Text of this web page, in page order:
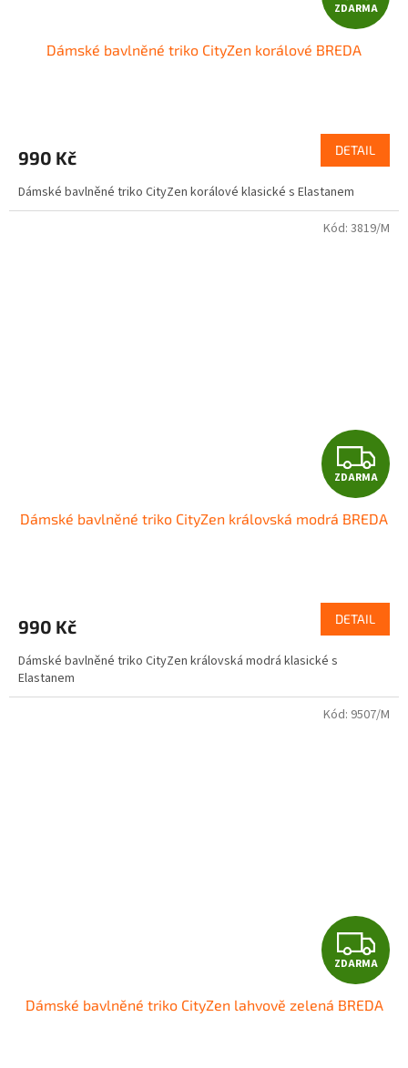
D
M
A
ZDARMA
Dámské bavlněné triko CityZen korálové BREDA
990 Kč DETAIL
Dámské bavlněné triko CityZen korálové klasické s Elastanem
Z
D
A
M
A
ZDARMA
Dámské bavlněné triko CityZen královská modrá BREDA
990 Kč DETAIL
Dámské bavlněné triko CityZen královská modrá klasické s
Elastanem
Kód: 3819/M
Z
D
A
ZDARMA
Dámské bavlněné triko CityZen lahvově zelená BREDA
Kód: 9507/M